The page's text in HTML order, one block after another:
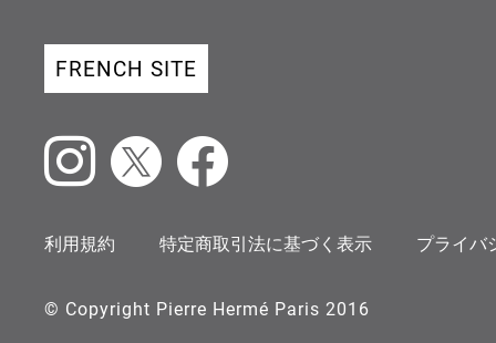
FRENCH SITE
利用規約 特定商取引法に基づく表示 プライバ
© Copyright Pierre Hermé Paris 2016